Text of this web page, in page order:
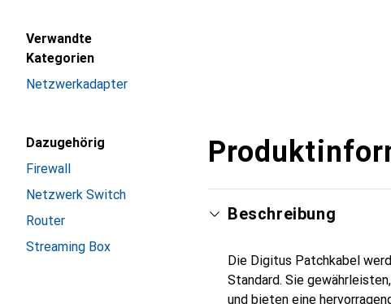
Verwandte
Kategorien
Netzwerkadapter
Dazugehörig
Firewall
Netzwerk Switch
Router
Streaming Box
Beschreibung
Die Digitus Patchkabel
Standard. Sie
und bieten eine